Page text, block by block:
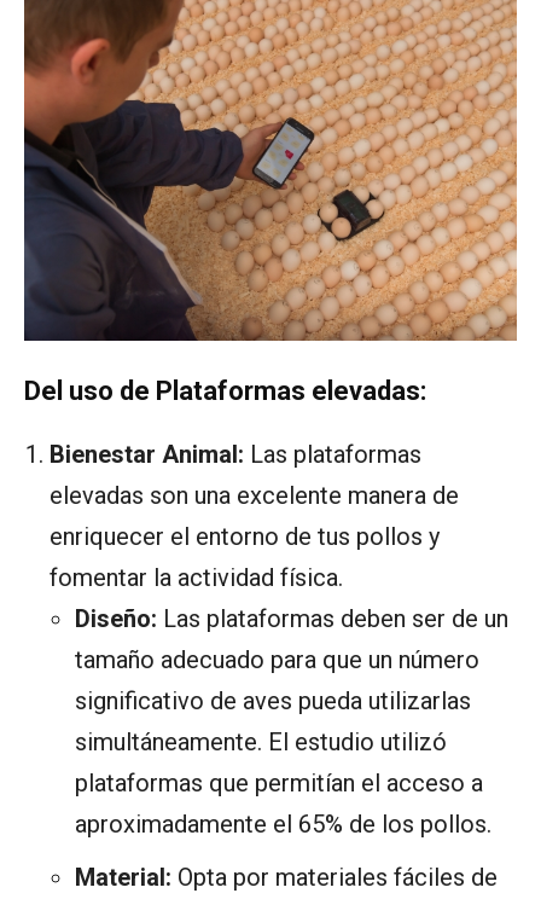
Del uso de Plataformas elevadas:
Bienestar Animal: Las plataformas
elevadas son una excelente manera de
enriquecer el entorno de tus pollos y
fomentar la actividad física.
Diseño: Las plataformas deben ser de un
tamaño adecuado para que un número
significativo de aves pueda utilizarlas
simultáneamente. El estudio utilizó
plataformas que permitían el acceso a
aproximadamente el 65% de los pollos.
Material: Opta por materiales fáciles de